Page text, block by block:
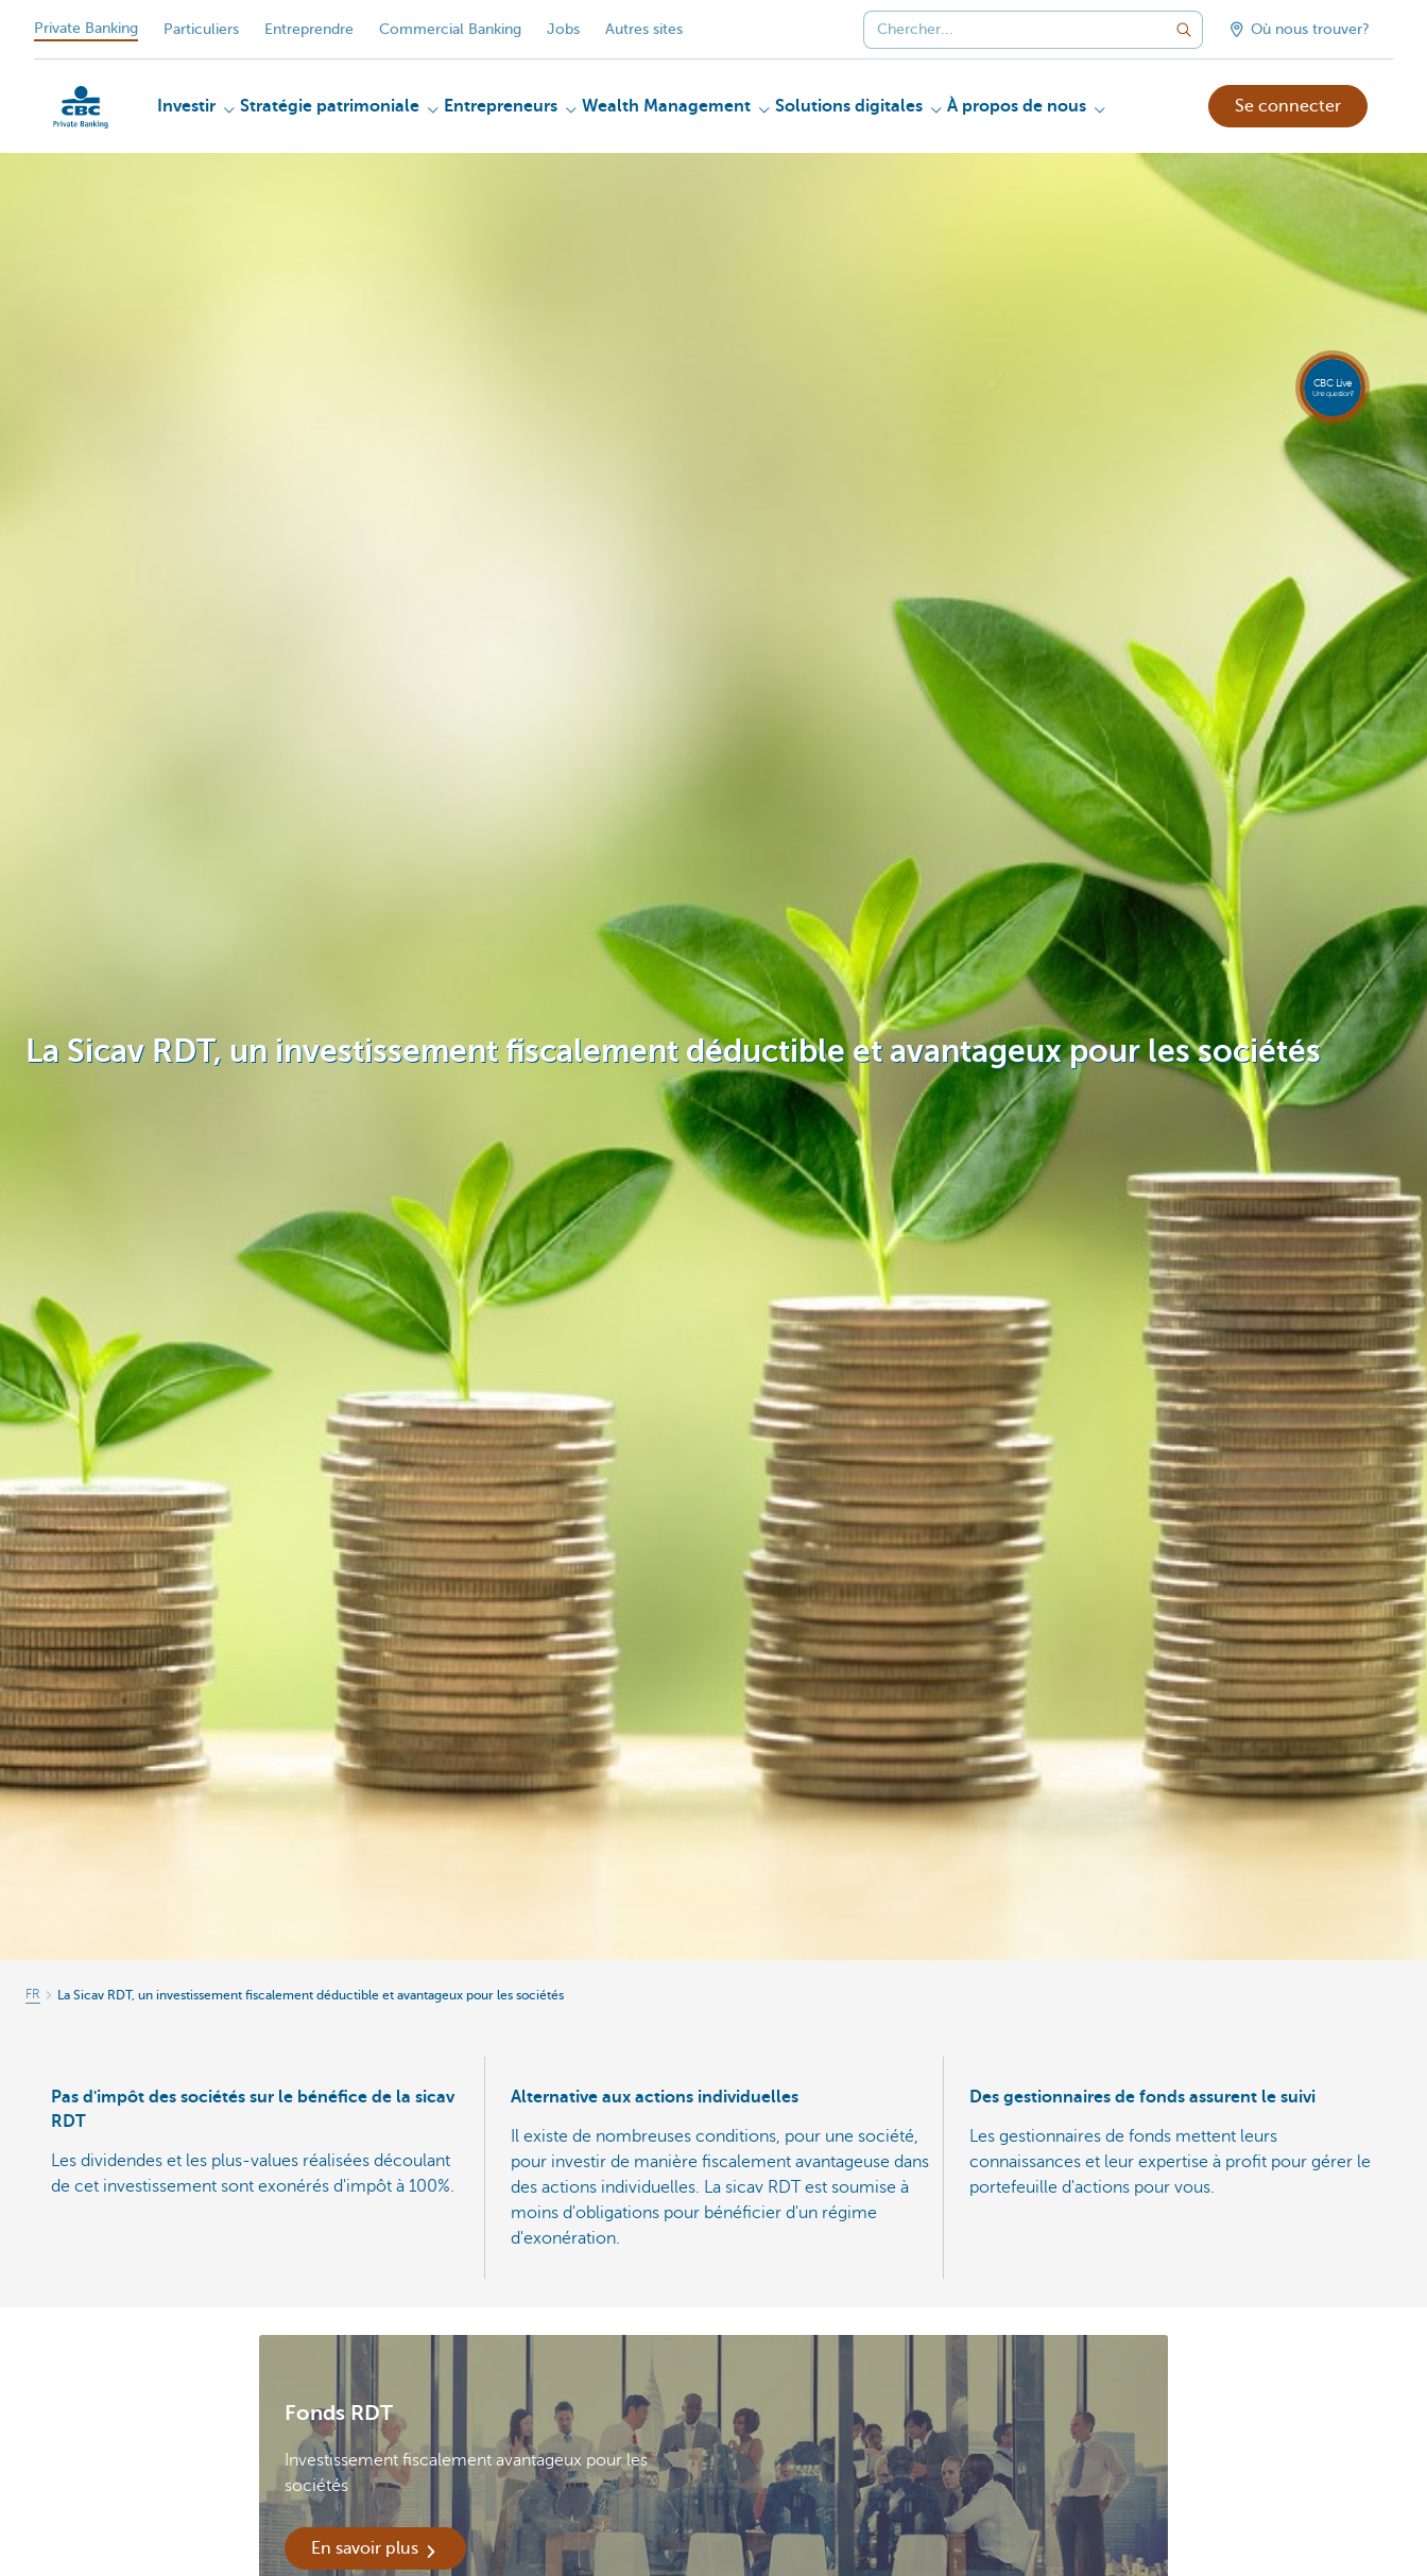
Private Banking Particuliers Entreprendre Commercial Banking Jobs Autres sites Où nous trouver?
Investir Stratégie patrimoniale Entrepreneurs Wealth Management Solutions digitales À propos de nous Se connecter
La Sicav RDT, un investissement fiscalement déductible et avantageux pour les sociétés
FR La Sicav RDT, un investissement fiscalement déductible et avantageux pour les sociétés
Pas d'impôt des sociétés sur le bénéfice de la sicav
RDT
Les dividendes et les plus-values réalisées découlant
de cet investissement sont exonérés d'impôt à 100%.
Alternative aux actions individuelles
Il existe de nombreuses conditions, pour une société,
pour investir de manière fiscalement avantageuse dans
des actions individuelles. La sicav RDT est soumise à
moins d'obligations pour bénéficier d'un régime
d'exonération.
Des gestionnaires de fonds assurent le suivi
Les gestionnaires de fonds mettent leurs
connaissances et leur expertise à profit pour gérer le
portefeuille d'actions pour vous.
Fonds RDT
Investissement fiscalement avantageux pour les
sociétés
En savoir plus
CBC Live
Une question?
18 80